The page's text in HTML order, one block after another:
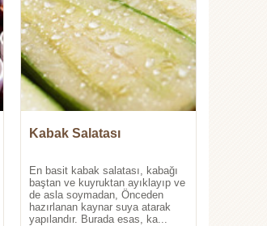
Kabak Salatası
En basit kabak salatası, kabağı
baştan ve kuyruktan ayıklayıp ve
de asla soymadan, Önceden
hazırlanan kaynar suya atarak
yapılandır. Burada esas, ka...